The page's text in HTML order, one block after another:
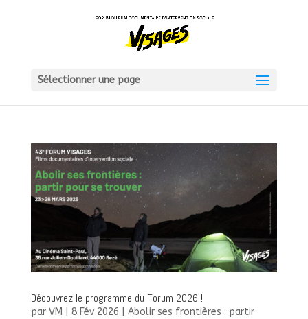
Sélectionner une page
Découvrez le programme du Forum 2026 !
par VM 8 Fév 2026
Abolir ses frontières : partir